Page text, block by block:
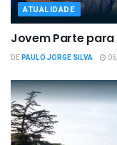
ATUALIDADE
Jovem Parte para
DEPAULO JORGE SILVA